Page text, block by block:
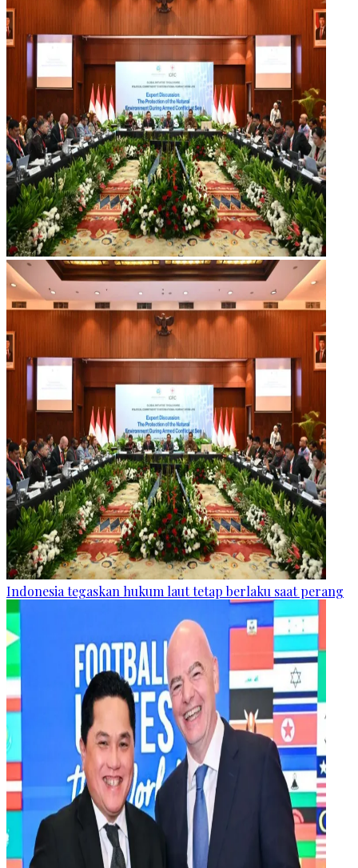
Indonesia tegaskan hukum laut tetap berlaku saat perang